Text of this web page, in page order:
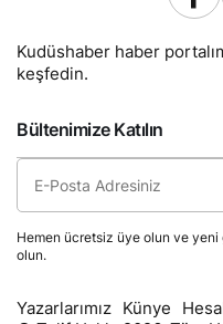
Kudüshaber haber
keşfedin.
Bültenimize Katılın
Hemen ücretsiz üye olun ve
olun.
Yazarlarımız Künye